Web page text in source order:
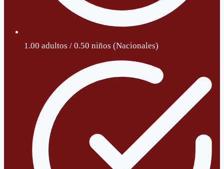
1.00 adultos / 0.50 niños (Nacionales)